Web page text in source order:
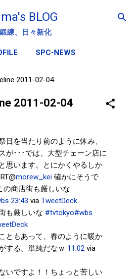
メイン コンテンツに移動
BLOG
練、日々新化
SPC-NEWS
2011-02-04
2011-02-04
日を当たり前のように休み、
が･･･では、大型チェーン店に
思います。とにかくやるしか
morew_kei 確かにそうで
の商店街も厳しいな
23:43 via TweetDeck
も厳しいな #tvtokyo#wbs
ともあって、春のように暖か
する。単純だなｗ 11:02 via
いですよ！！ちょっと苦しい